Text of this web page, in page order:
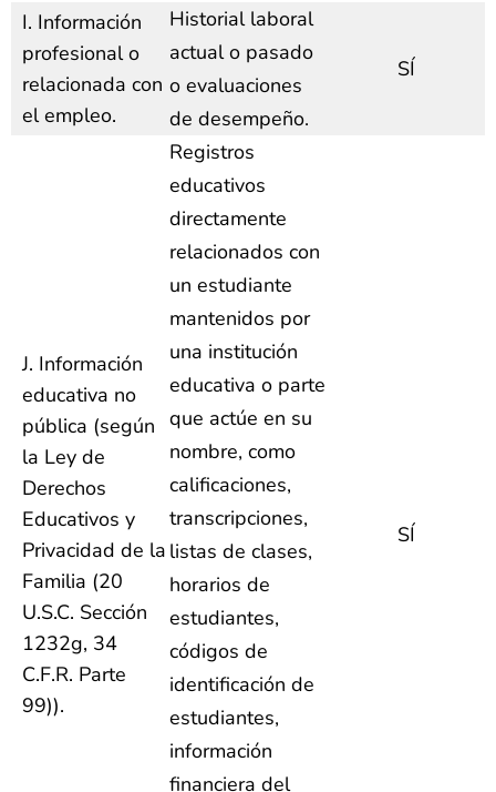
I. Información
profesional o
relacionada con
el empleo.
Historial laboral
actual o pasado
o evaluaciones
de desempeño.
SÍ
J. Información
educativa no
pública (según
la Ley de
Derechos
Educativos y
Privacidad de la
Familia (20
U.S.C. Sección
1232g, 34
C.F.R. Parte
99)).
Registros
educativos
directamente
relacionados con
un estudiante
mantenidos por
una institución
educativa o parte
que actúe en su
nombre, como
calificaciones,
transcripciones,
listas de clases,
horarios de
estudiantes,
códigos de
identificación de
estudiantes,
información
financiera del
SÍ